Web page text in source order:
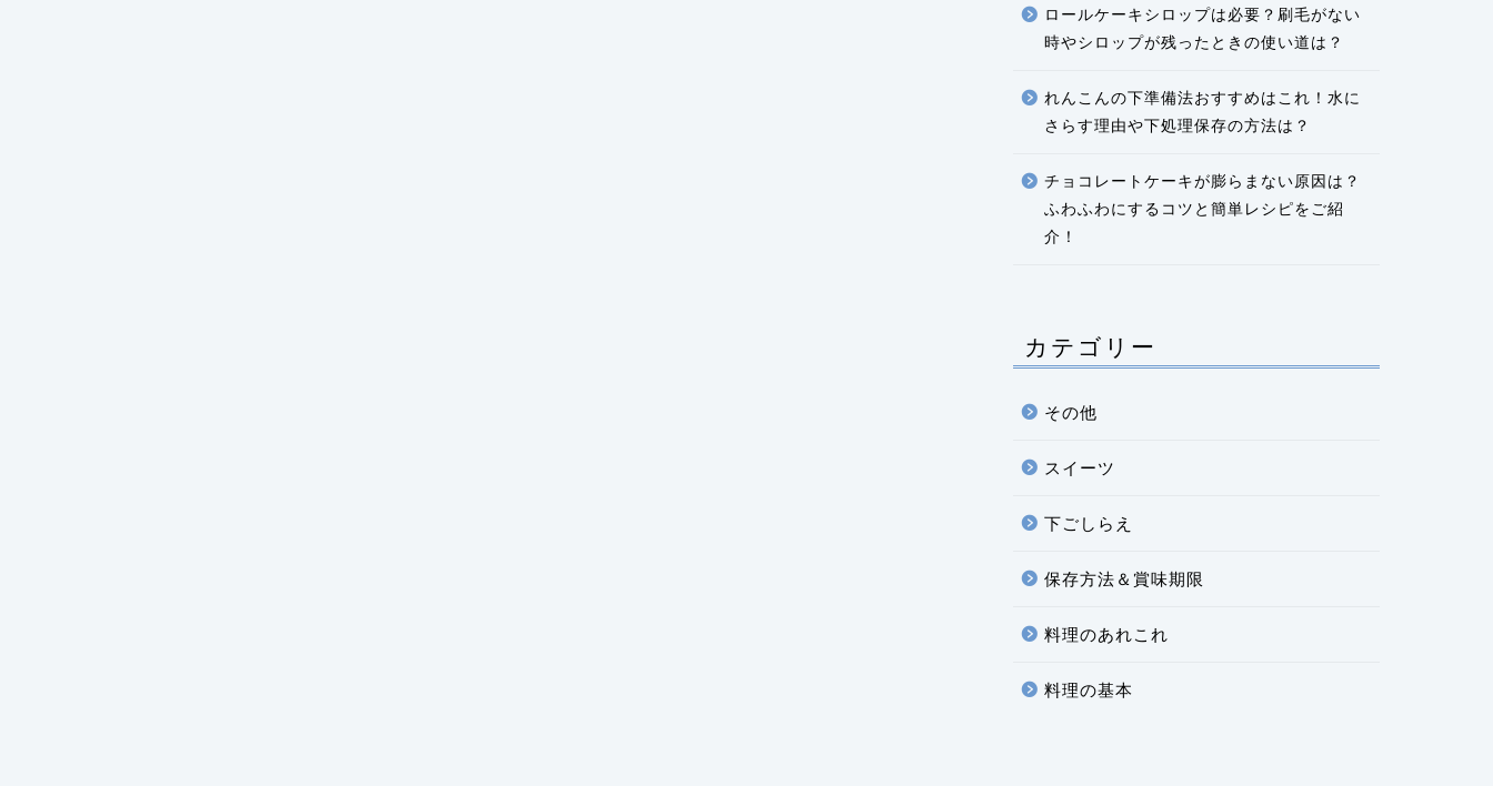
ロールケーキシロップは必要？刷毛がない
時やシロップが残ったときの使い道は？
れんこんの下準備法おすすめはこれ！水に
さらす理由や下処理保存の方法は？
チョコレートケーキが膨らまない原因は？
ふわふわにするコツと簡単レシピをご紹
介！
カテゴリー
その他
スイーツ
下ごしらえ
保存方法＆賞味期限
料理のあれこれ
料理の基本